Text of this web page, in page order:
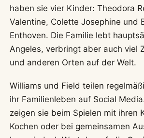
haben sie vier Kinder: Theodora
Valentine, Colette Josephine und
Enthoven. Die Familie lebt
Angeles, verbringt aber auch viel
und anderen Orten auf der Welt.
Williams und Field teilen
ihr Familienleben auf Social
zeigen sie beim Spielen mit ihren
Kochen oder bei gemeinsamen